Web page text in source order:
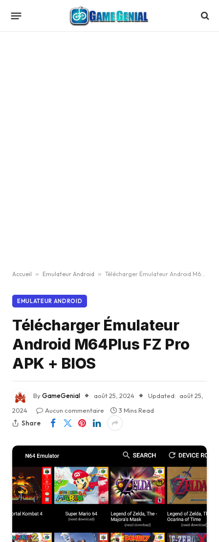
Accueil » Emulateur Android » Télécharger Émulateur Android M64Plus FZ Pro APK + BIOS
EMULATEUR ANDROID
Télécharger Émulateur
Android M64Plus FZ Pro
APK + BIOS
ByGameGenial août 25, 2024 Updated: août 25,
2024
Aucun commentaire
3 Mins Read
Share